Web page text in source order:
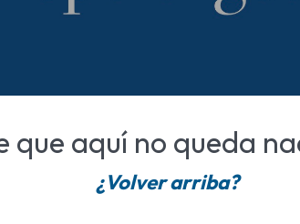
que aquí no queda
¿Volver arriba?